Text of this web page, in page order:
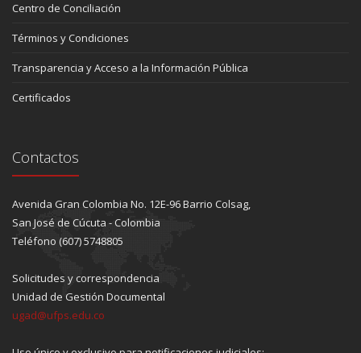
Centro de Conciliación
Términos y Condiciones
Transparencia y Acceso a la Información Pública
Certificados
Contactos
Avenida Gran Colombia No. 12E-96 Barrio Colsag,
San José de Cúcuta - Colombia
Teléfono (607) 5748805
Solicitudes y correspondencia
Unidad de Gestión Documental
ugad@ufps.edu.co